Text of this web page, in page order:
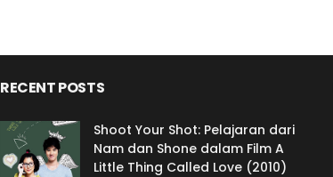
RECENT POSTS
Shoot Your Shot: Pelajaran dari
Nam dan Shone dalam Film A
Little Thing Called Love (2010)